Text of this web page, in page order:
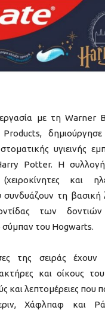
με τη Warner
δημιούργησε
υγιεινής
Potter. Η συλλογή
και
τη βασική
των
σύμπαν του Hogwarts.
της σειράς έχουν
και οίκους
και λεπτομέρειες που
Χάφλπαφ και